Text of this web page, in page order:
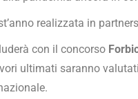
realizzata in
con il concorso
ultimati saranno